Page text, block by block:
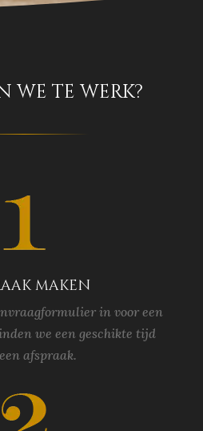
we te werk?
maken
in voor een
we een geschikte tijd
afspraak.